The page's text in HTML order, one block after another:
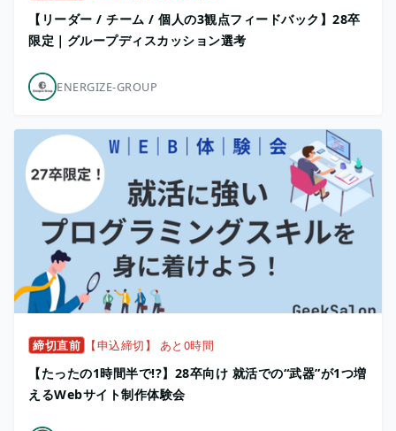
【リーダー / チーム / 個人の3観点フィードバック】28卒
限定｜グループディスカッション選考
ENERGIZE-GROUP
締切直前 【申込締切】 あと0時間
【たったの1時間半で!?】28卒向け 就活での“武器”が1つ増
えるWebサイト制作体験会